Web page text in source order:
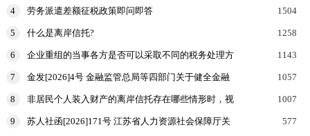
申报表和涉
4 劳务派遣差额征税政策即问即答 1504
5 什么是离岸信托? 1258
6
企业重组的当事各方是否可以采取不同的税务处理方
1143
7
金发[2026]4号 金融监管总局等四部门关于健全金融
1057
8
非居民个人装入财产的离岸信托存在哪些情形时，视
规定申报
1007
9
苏人社函[2026]171号 江苏省人力资源社会保障厅关
577